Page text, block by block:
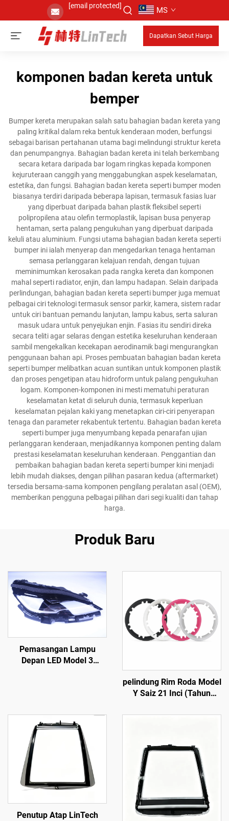
[email protected] MS
Dapatkan Sebut Harga
komponen badan kereta untuk
bemper
Bumper kereta merupakan salah satu bahagian badan kereta yang
paling kritikal dalam reka bentuk kenderaan moden, berfungsi
sebagai barisan pertahanan utama bagi melindungi struktur kereta
dan penumpangnya. Bahagian badan kereta ini telah berkembang
secara ketara daripada bar logam ringkas kepada komponen
kejuruteraan canggih yang menggabungkan aspek keselamatan,
estetika, dan fungsi. Bahagian badan kereta seperti bumper moden
biasanya terdiri daripada beberapa lapisan, termasuk fasias luar
yang diperbuat daripada bahan plastik fleksibel seperti
polipropilena atau olefin termoplastik, lapisan busa penyerap
hentaman, serta palang pengukuhan yang diperbuat daripada
keluli atau aluminium. Fungsi utama bahagian badan kereta seperti
bumper ini ialah menyerap dan mengedarkan tenaga hentaman
semasa perlanggaran kelajuan rendah, dengan tujuan
meminimumkan kerosakan pada rangka kereta dan komponen
mahal seperti radiator, enjin, dan lampu hadapan. Selain daripada
perlindungan, bahagian badan kereta seperti bumper juga memuat
pelbagai ciri teknologi termasuk sensor parkir, kamera, sistem radar
untuk ciri bantuan pemandu lanjutan, lampu kabus, serta saluran
masuk udara untuk penyejukan enjin. Fasias itu sendiri direka
secara teliti agar selaras dengan estetika keseluruhan kenderaan
sambil mengekalkan kecekapan aerodinamik bagi mengurangkan
penggunaan bahan api. Proses pembuatan bahagian badan kereta
seperti bumper melibatkan acuan suntikan untuk komponen plastik
dan proses pengetipan atau hidroform untuk palang pengukuhan
logam. Komponen-komponen ini mesti mematuhi peraturan
keselamatan ketat di seluruh dunia, termasuk keperluan
keselamatan pejalan kaki yang menetapkan ciri-ciri penyerapan
tenaga dan parameter rekabentuk tertentu. Bahagian badan kereta
seperti bumper juga menyumbang kepada penarafan ujian
perlanggaran kenderaan, menjadikannya komponen penting dalam
prestasi keselamatan keseluruhan kenderaan. Penggantian dan
pembaikan bahagian badan kereta seperti bumper kini menjadi
lebih mudah diakses, dengan pilihan pasaran kedua (aftermarket)
tersedia bersama-sama komponen pengilang peralatan asal (OEM),
memberikan pengguna pelbagai pilihan dari segi kualiti dan tahap
harga.
Produk Baru
Pemasangan Lampu
Depan LED Model 3
pelindung Rim Roda Model
Y Saiz 21 Inci (Tahun
Penutup Atap LinTech